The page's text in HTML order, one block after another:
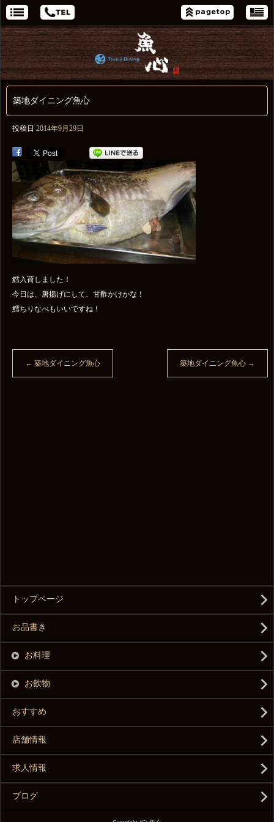
築地ダイニング魚心
投稿日 2014年9月29日
鱈入荷しました！
今日は、唐揚げにして、甘酢かけかな！
鱈ちりなべもいいですね！
← 築地ダイニング魚心 築地ダイニング魚心 →
トップページ
お品書き
お料理
お飲物
おすすめ
店舗情報
求人情報
ブログ